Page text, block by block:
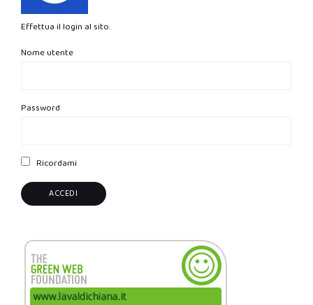
Effettua il login al sito.
Nome utente
Password
Ricordami